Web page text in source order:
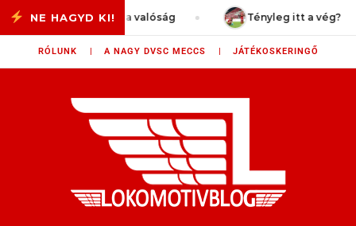
Skip to content
Megint pofánvert a valóság Tényleg itt a vég?
RÓLUNK | A NAGY DVSC MECCS | JÁTÉKOSKERINGŐ